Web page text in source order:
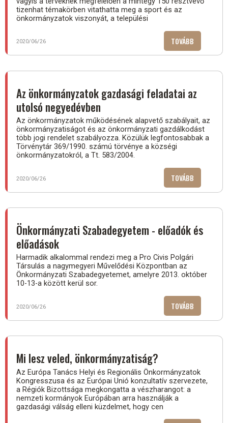
tizenhat témakörben vitathatta meg a sport és az
önkormányzatok viszonyát, a települési
2020/06/26 TOVÁBB
SPORTRÓL,
ÉS
A
Az önkormányzatok gazdasági feladatai az
utolsó negyedévben
Az önkormányzatok működésének alapvető szabályait, az
önkormányzatiságot és az önkormányzati gazdálkodást
több jogi rendelet szabályozza. Közülük legfontosabbak a
Törvénytár 369/1990. számú törvénye a községi
önkormányzatokról, a Tt. 583/2004.
2020/06/26 TOVÁBB
FELADATAI
UTOLSÓ
Önkormányzati Szabadegyetem - előadók és
előadások
Harmadik alkalommal rendezi meg a Pro Civis Polgári
Társulás a nagymegyeri Művelődési Központban az
Önkormányzati Szabadegyetemet, amelyre 2013. október
10-13-a között kerül sor.
2020/06/26 TOVÁBB
ELŐADÓK
Mi lesz veled, önkormányzatiság?
Az Európa Tanács Helyi és Regionális Önkormányzatok
Kongresszusa és az Európai Unió konzultatív szervezete,
a Régiók Bizottsága megkongatta a vészharangot: a
nemzeti kormányok Európában arra használják a
gazdasági válság elleni küzdelmet, hogy cen